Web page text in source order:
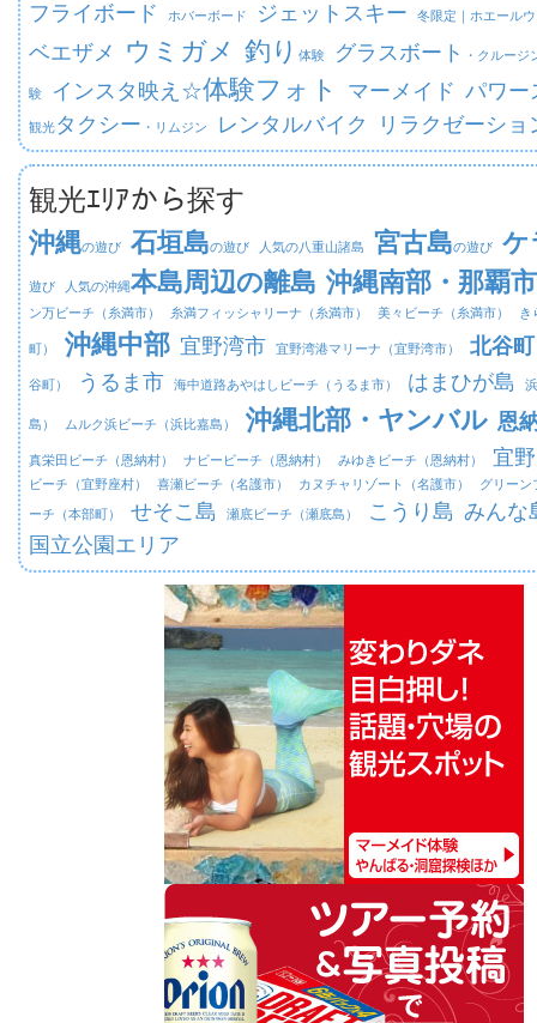
フライボード
ホバーボード ジェットスキー 冬限定｜ ホエール
ベエザメ ウミガメ 釣り 体験 グラスボート ・クルージ
験 インスタ映え☆体験フォト マーメイド パワー
観光タクシー ・リムジン レンタルバイク リラクゼーショ
観光ｴﾘｱから探す
沖縄の遊び 石垣島の遊び 人気の八重山諸島 宮古島の遊び ケ
遊び 人気の沖縄本島周辺の離島 沖縄南部・那覇市
ン万ビーチ（糸満市） 糸満フィッシャリーナ（糸満市） 美々ビーチ（糸満市） き
町） 沖縄中部 宜野湾市 宜野湾港マリーナ（宜野湾市） 北谷町
谷町） うるま市 海中道路あやはしビーチ（うるま市） はまひが島
島） ムルク浜ビーチ（浜比嘉島） 沖縄北部・ヤンバル 恩
真栄田ビーチ（恩納村） ナビービーチ（恩納村） みゆきビーチ（恩納村） 宜
ビーチ（宜野座村） 喜瀬ビーチ（名護市） カヌチャリゾート（名護市） グリーン
ーチ（本部町） せそこ島 瀬底ビーチ（瀬底島） こうり島 みんな
国立公園エリア